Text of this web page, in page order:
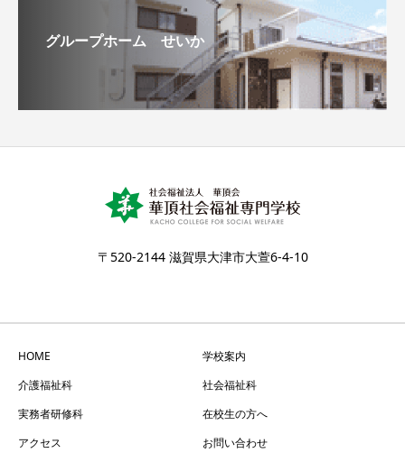
グループホーム せいか
〒520-2144 滋賀県大津市大萱6-4-10
HOME
学校案内
介護福祉科
社会福祉科
実務者研修科
在校生の方へ
アクセス
お問い合わせ